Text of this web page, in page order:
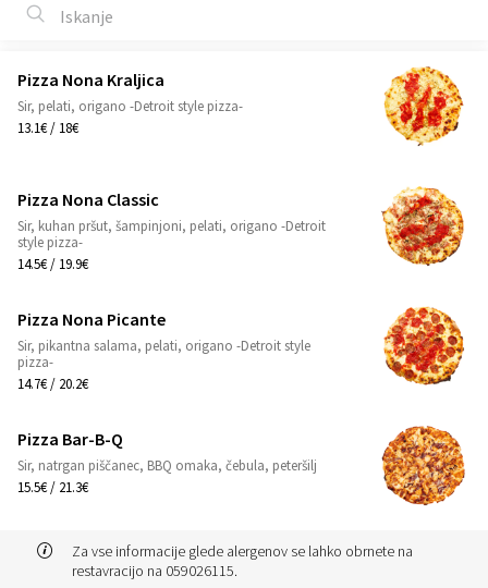
Pizza Nona Kraljica
Sir, pelati, origano -Detroit style pizza-
13.1€ / 18€
Pizza Nona Classic
Sir, kuhan pršut, šampinjoni, pelati, origano -Detroit
style pizza-
14.5€ / 19.9€
Pizza Nona Picante
Sir, pikantna salama, pelati, origano -Detroit style
pizza-
14.7€ / 20.2€
Pizza Bar-B-Q
Sir, natrgan piščanec, BBQ omaka, čebula, peteršilj
15.5€ / 21.3€
Za vse informacije glede alergenov se lahko obrnete na
restavracijo na 059026115.